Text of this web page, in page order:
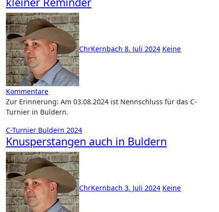
ChrKernbach 8. Juli 2024 Keine
Kommentare
Zur Erinnerung: Am 03.08.2024 ist Nennschluss für das C-
Turnier in Buldern.
C-Turnier Buldern 2024
Knusperstangen auch in Buldern
ChrKernbach 3. Juli 2024 Keine